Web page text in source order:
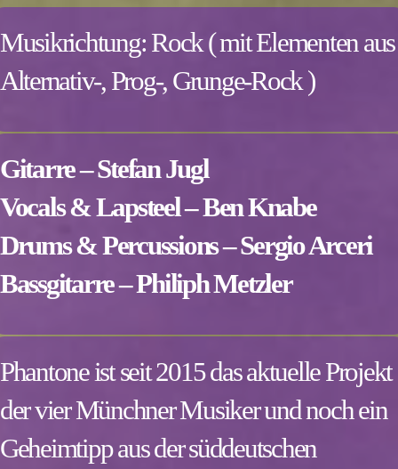
Musikrichtung: Rock ( mit Elementen aus
Alternativ-, Prog-, Grunge-Rock )
Gitarre – Stefan Jugl
Vocals & Lapsteel – Ben Knabe
Drums & Percussions – Sergio Arceri
Bassgitarre – Philiph Metzler
Phantone ist seit 2015 das aktuelle Projekt
der vier Münchner Musiker und noch ein
Geheimtipp aus der süddeutschen